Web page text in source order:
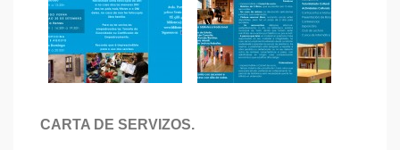
CARTA DE SERVIZOS.